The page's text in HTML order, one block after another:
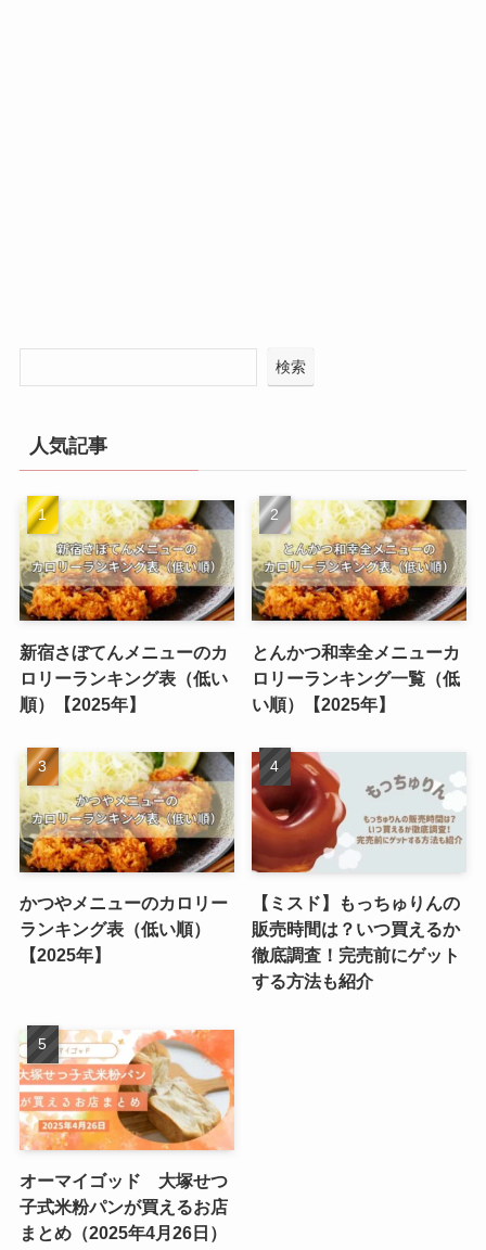
検索
人気記事
新宿さぼてんメニューのカ
ロリーランキング表（低い
順）【2025年】
とんかつ和幸全メニューカ
ロリーランキング一覧（低
い順）【2025年】
かつやメニューのカロリー
ランキング表（低い順）
【2025年】
【ミスド】もっちゅりんの
販売時間は？いつ買えるか
徹底調査！完売前にゲット
する方法も紹介
オーマイゴッド 大塚せつ
子式米粉パンが買えるお店
まとめ（2025年4月26日）